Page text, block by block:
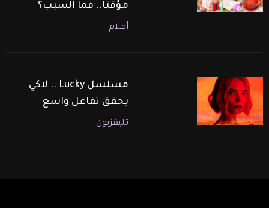
مؤقتًا.. فما السبب؟
أفلام
مسلسل Lucky .. لاكي
يحقق تفاعل واسع
تليفزيون